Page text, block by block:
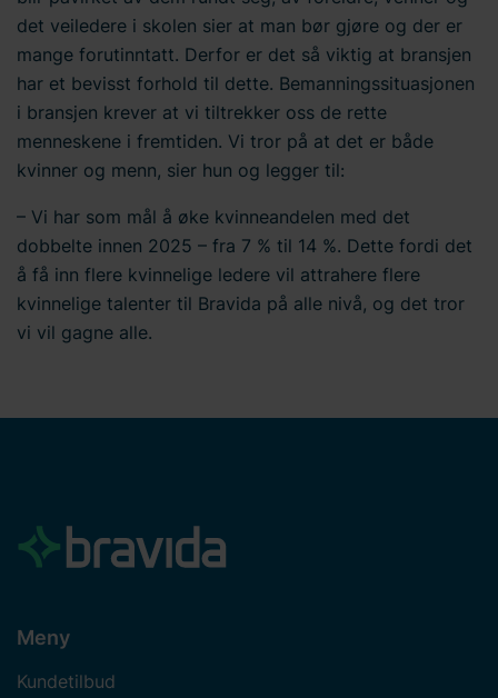
det veiledere i skolen sier at man bør gjøre og der er
mange forutinntatt. Derfor er det så viktig at bransjen
har et bevisst forhold til dette. Bemanningssituasjonen
i bransjen krever at vi tiltrekker oss de rette
menneskene i fremtiden. Vi tror på at det er både
kvinner og menn, sier hun og legger til:
– Vi har som mål å øke kvinneandelen med det
dobbelte innen 2025 – fra 7 % til 14 %. Dette fordi det
å få inn flere kvinnelige ledere vil attrahere flere
kvinnelige talenter til Bravida på alle nivå, og det tror
vi vil gagne alle.
Meny
Kundetilbud